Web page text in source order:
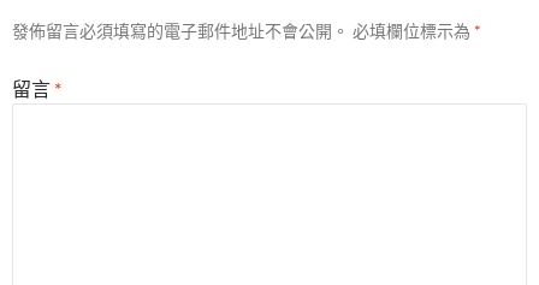
發佈留言必須填寫的電子郵件地址不會公開。 必填欄位標示為 *
留言 *